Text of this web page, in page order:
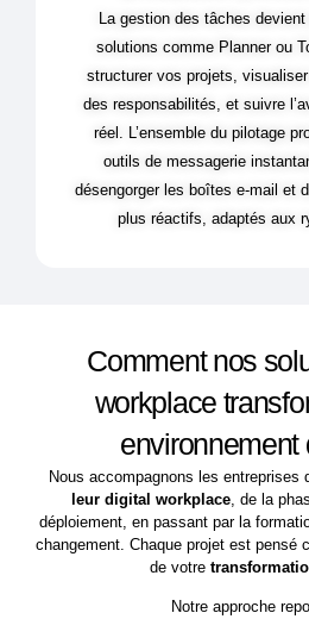
La gestion des tâches
solutions comme Planner ou
structurer vos projets,
des responsabilités, et suivre
réel. L’ensemble du pilotage
outils de messagerie
désengorger les boîtes e-mail et
plus réactifs, adaptés aux
Comment nos
workplace
environnement
Nous accompagnons les entreprises
leur digital workplace, de la
déploiement, en passant par la
changement. Chaque projet est pensé
de votre
Notre approche